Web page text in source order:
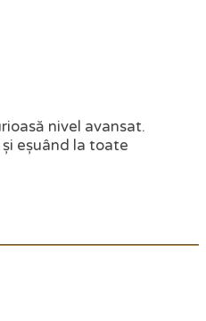
nivel avansat.
eșuând la toate